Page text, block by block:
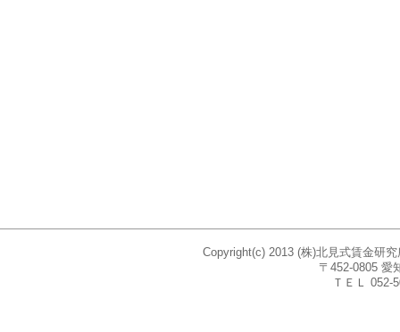
Copyright(c) 2013 (株)北見式賃金研
〒452-0805 愛
ＴＥＬ 052-